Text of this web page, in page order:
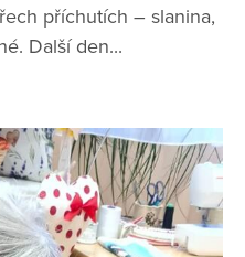
příchutích – slanina,
Další den...